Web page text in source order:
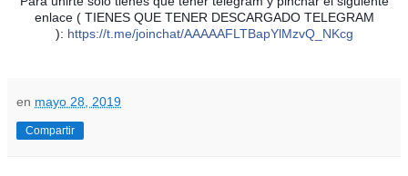
enlace ( TIENES QUE TENER DESCARGADO TELEGRAM
): https://t.me/joinchat/AAAAAFLTBapYlMzvQ_NKcg
en mayo 28, 2019
Compartir